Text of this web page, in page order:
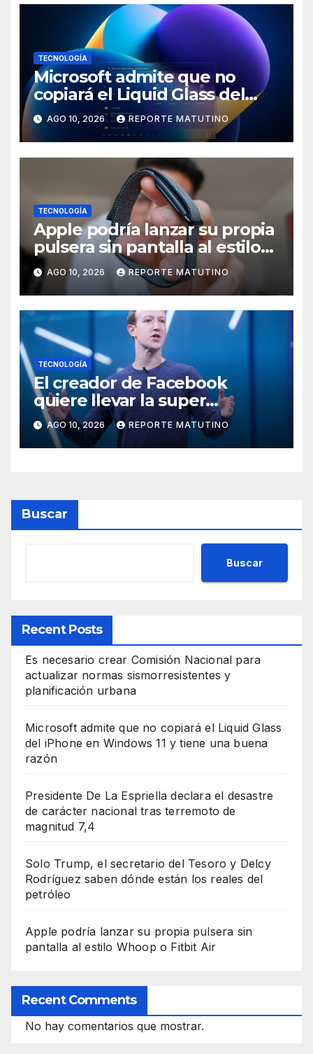
TECNOLOGÍA
Microsoft admite que no
copiará el Liquid Glass del
iPhone en Windows 11 y tiene
una buena razón
AGO 10, 2026 REPORTE MATUTINO
TECNOLOGÍA
Apple podría lanzar su propia
pulsera sin pantalla al estilo
Whoop o Fitbit Air
AGO 10, 2026 REPORTE MATUTINO
TECNOLOGÍA
El creador de Facebook
quiere llevar la super
inteligencia artificial a todos,
igual que hizo con WhatsApp
AGO 10, 2026 REPORTE MATUTINO
Buscar
Buscar
Recent Posts
Es necesario crear Comisión Nacional para
actualizar normas sismorresistentes y
planificación urbana
Microsoft admite que no copiará el Liquid Glass
del iPhone en Windows 11 y tiene una buena
razón
Presidente De La Espriella declara el desastre
de carácter nacional tras terremoto de
magnitud 7,4
Solo Trump, el secretario del Tesoro y Delcy
Rodríguez saben dónde están los reales del
petróleo
Apple podría lanzar su propia pulsera sin
pantalla al estilo Whoop o Fitbit Air
Recent Comments
No hay comentarios que mostrar.